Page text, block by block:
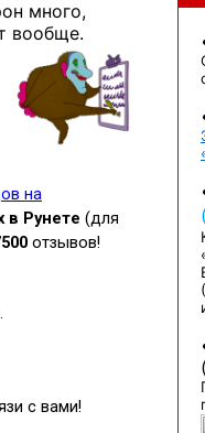
много,
вообще.
(